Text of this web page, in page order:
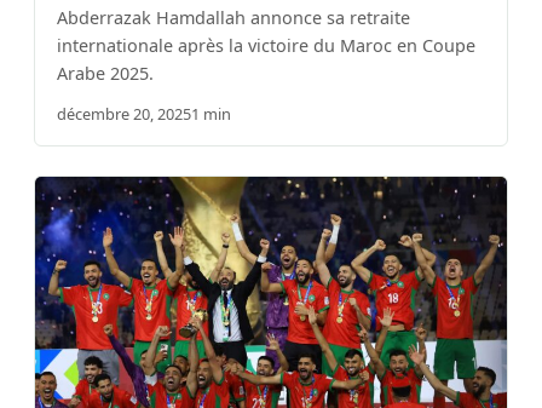
Abderrazak Hamdallah annonce sa retraite
internationale après la victoire du Maroc en Coupe
Arabe 2025.
décembre 20, 20251 min